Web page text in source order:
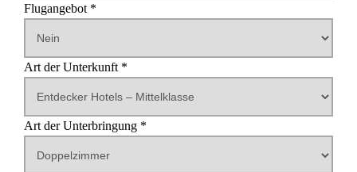
Alter des ersten Kindes
Alter des zweiten Kindes
Alter des dritten Kindes
Alter des vierten Kindes
Alter des fünften Kindes
Flugangebot *
Abflughafen
Art der Unterkunft *
Art der Unterbringung *